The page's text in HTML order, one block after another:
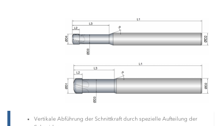
Vertikale Abführung der Schnittkraft durch spezielle Aufteilung der